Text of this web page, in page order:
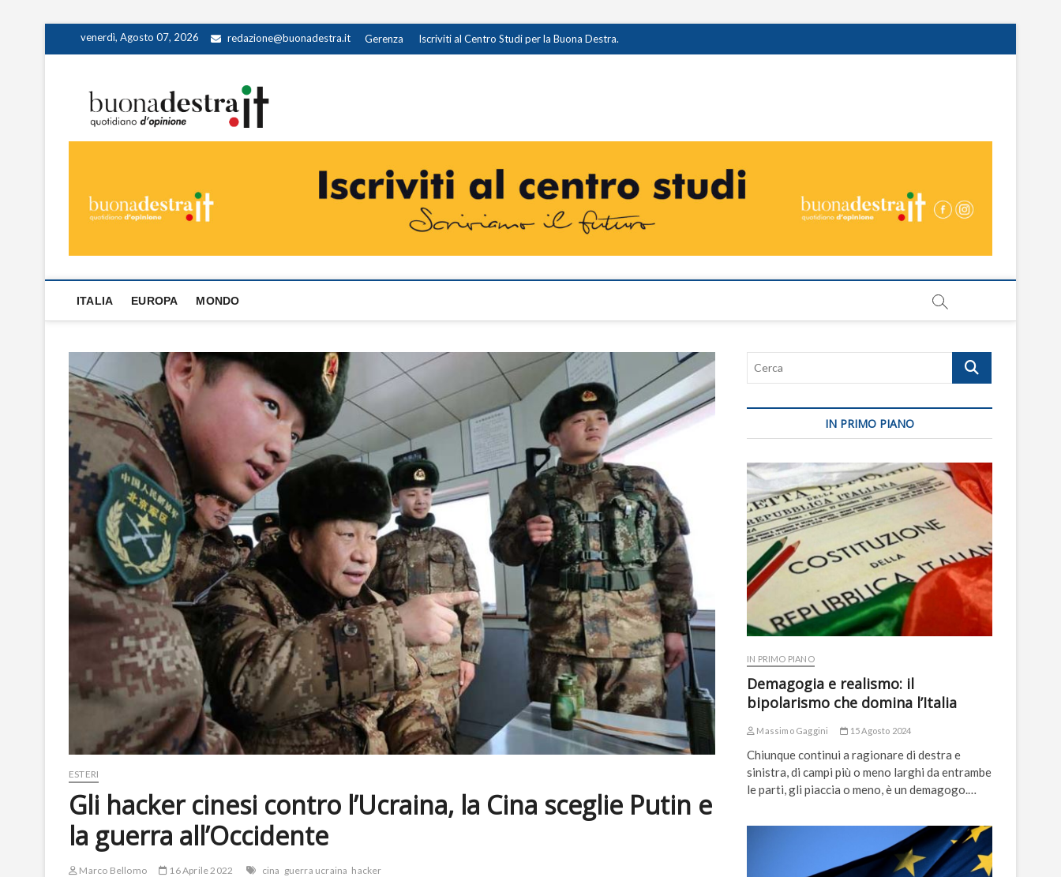
venerdì, Agosto 07, 2026 redazione@buonadestra.it Gerenza Iscriviti al Centro Studi per la Buona Destra.
ITALIA EUROPA MONDO
ESTERI
Gli hacker cinesi contro l’Ucraina, la Cina sceglie Putin e
la guerra all’Occidente
Marco Bellomo 16 Aprile 2022 cina guerra ucraina hacker
Cerca
IN PRIMO PIANO
IN PRIMO PIANO
Demagogia e realismo: il
bipolarismo che domina l’Italia
Massimo Gaggini 15 Agosto 2024
Chiunque continui a ragionare di destra e
sinistra, di campi più o meno larghi da entrambe
le parti, gli piaccia o meno, è un demagogo.…